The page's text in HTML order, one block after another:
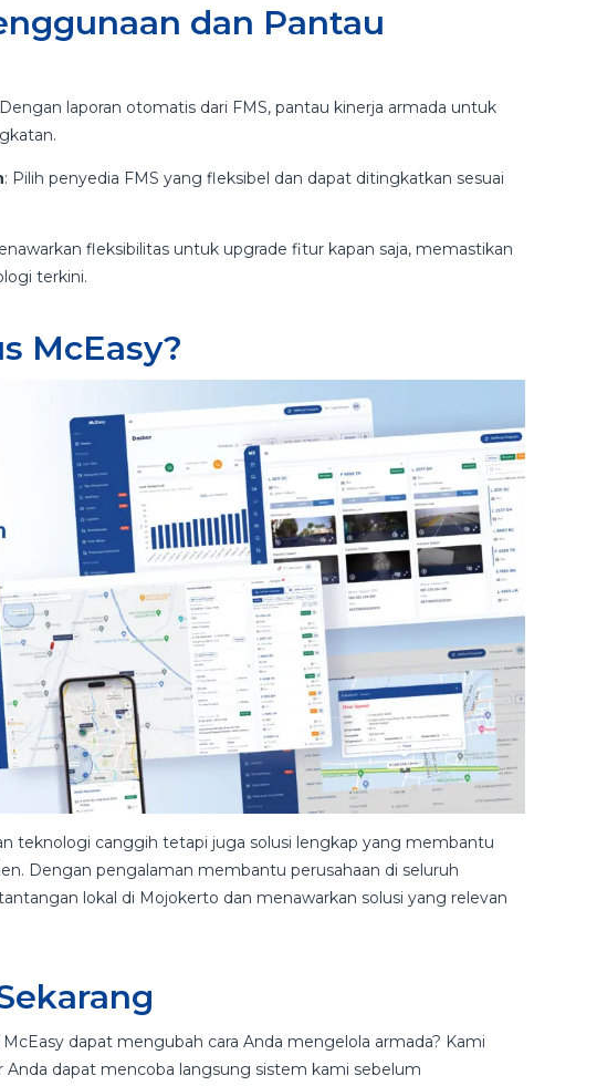
dan Pantau
laporan otomatis dari FMS, pantau kinerja armada untuk
: Pilih penyedia FMS yang fleksibel dan dapat ditingkatkan sesuai
fleksibilitas untuk upgrade fitur kapan saja, memastikan
terkini.
McEasy?
teknologi canggih tetapi juga solusi lengkap yang membantu
Dengan pengalaman membantu perusahaan di seluruh
lokal di Mojokerto dan menawarkan solusi yang relevan
dapat mengubah cara Anda mengelola armada? Kami
Anda dapat mencoba langsung sistem kami sebelum